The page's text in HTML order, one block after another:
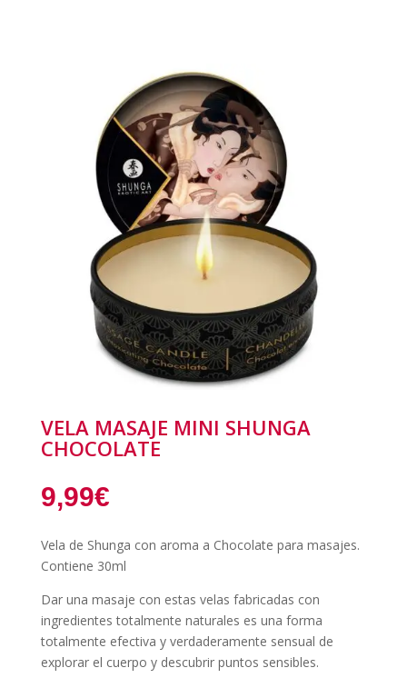
VELA MASAJE MINI SHUNGA
CHOCOLATE
9,99€
Vela de Shunga con aroma a Chocolate para masajes.
Contiene 30ml
Dar una masaje con estas velas fabricadas con
ingredientes totalmente naturales es una forma
totalmente efectiva y verdaderamente sensual de
explorar el cuerpo y descubrir puntos sensibles.